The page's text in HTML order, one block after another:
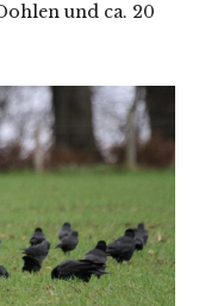
und ca. 20